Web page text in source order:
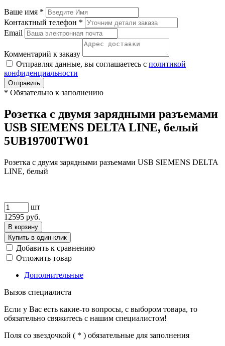
Ваше имя *
Контактный телефон *
Email
Комментарий к заказу
Отправляя данные, вы соглашаетесь с политикой
конфиденциальности
Отправить
* Обязательно к заполнению
Розетка с двумя зарядными разъемами
USB SIEMENS DELTA LINE, белый
5UB19700TW01
Розетка с двумя зарядными разъемами USB SIEMENS DELTA
LINE, белый
шт
12595 руб.
В корзину
Купить в один клик
Добавить к сравнению
Отложить товар
Дополнительные
Вызов специалиста
Если у Вас есть какие-то вопросы, с выбором товара, то
обязательно свяжитесь с нашим специалистом!
Поля со звездочкой ( * ) обязательные для заполнения